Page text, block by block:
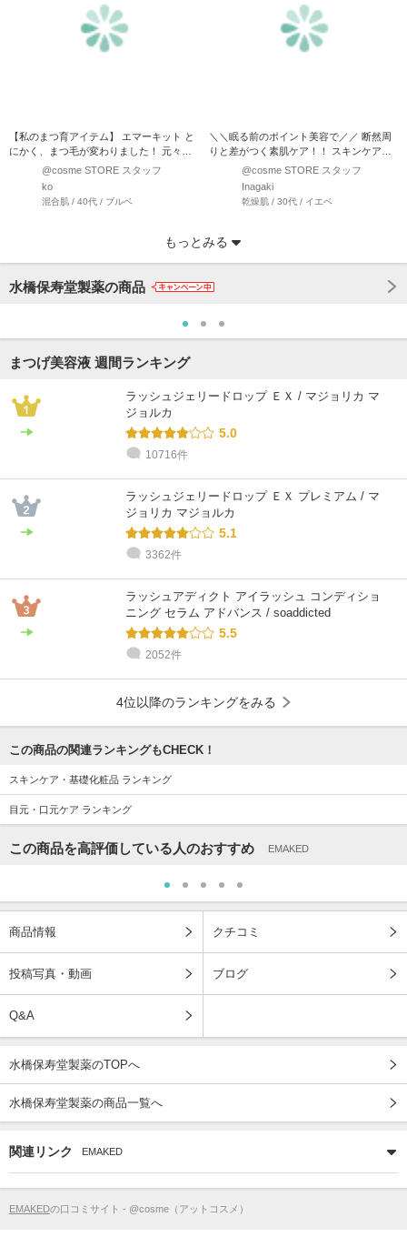
【私のまつ育アイテム】 エマーキット と
にかく、まつ毛が変わりました！ 元々短
く悩んでた…@cosme STORE スタッフ
ko
混合肌 / 40代 / ブルベ
＼＼眠る前のポイント美容で／／ 断然周
りと差がつく素肌ケア！！ スキンケアは
毎日頑張ってるけど…
@cosme STORE スタッフ
Inagaki
乾燥肌 / 30代 / イエベ
@cosme STORE スタッフ
敏感肌 / 30代 / イエベ 乾燥肌 / 30代 / イエベ
@cosme STORE スタッフ
乾燥肌 / 30代 / ブルベ 混合肌 / 40代 / イエベ
@cosme STORE スタッフ
敏感肌 / 40代 / イエベ 乾燥肌 / 40代 / イエベ
もっとみる
水橋保寿堂製薬の商品
まつげ美容液 週間ランキング
ラッシュジェリードロップ ＥＸ / マジョリカ マ
ジョルカ
5.0
10716件
ラッシュジェリードロップ ＥＸ プレミアム / マ
ジョリカ マジョルカ
5.1
3362件
ラッシュアディクト アイラッシュ コンディショ
ニング セラム アドバンス / soaddicted
5.5
2052件
4位以降のランキングをみる
この商品の関連ランキングもCHECK！
スキンケア・基礎化粧品 ランキング
目元・口元ケア ランキング
この商品を高評価している人のおすすめ EMAKED
商品情報 クチコミ
投稿写真・動画 ブログ
Q&A
水橋保寿堂製薬のTOPへ
水橋保寿堂製薬の商品一覧へ
関連リンク EMAKED
EMAKEDの口コミサイト - @cosme（アットコスメ）